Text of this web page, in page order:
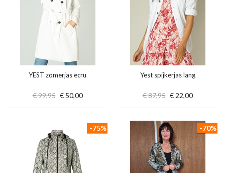
YEST zomerjas ecru
€ 99,95 € 50,00
Yest spijkerjas lang
€ 87,95 € 22,00
-75% -70%